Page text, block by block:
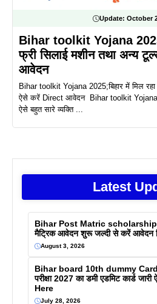
Update: October
Bihar toolkit Yojana
फ्री सिलाई मशीन तथा अन्य
आवेदन
Bihar toolkit Yojana 2025;बिहार में मिल
ऐसे करें Direct आवेदन Bihar toolkit Yojana
ऐसे बहुत सारे व्यक्ति ...
Latest
Bihar Post Matric scholarship
मैट्रिक आवेदन शुरू जल्दी से करें आवेदन
August 3, 2026
Bihar board 10th dummy Card
परीक्षा 2027 का डमी एडमिट कार्ड
Here
July 28, 2026